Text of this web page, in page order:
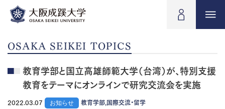
OSAKA SEIKEI TOPICS
教育学部と国立高雄師範大学（台湾）が、特別支援
教育をテーマにオンラインで研究交流会を実施
2022.03.07 お知らせ 教育学部,国際交流・留学